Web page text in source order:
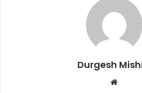
Durgesh
Website